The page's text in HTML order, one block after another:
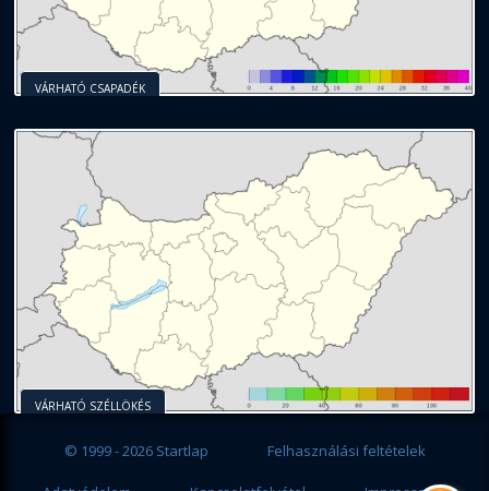
VÁRHATÓ CSAPADÉK
VÁRHATÓ SZÉLLÖKÉS
© 1999 - 2026 Startlap Felhasználási feltételek